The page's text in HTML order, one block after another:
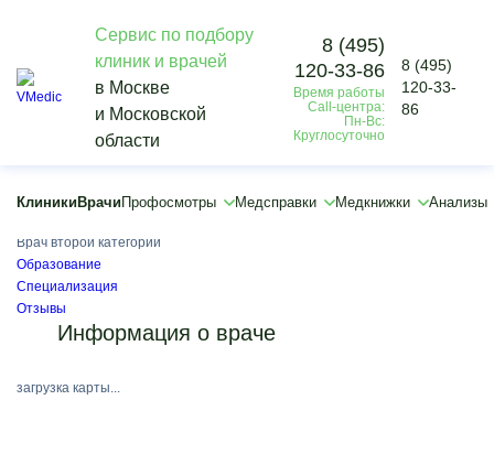
Сервис по подбору
клиник и врачей
в Москве
и Московской
области
8 (495)
120-33-86
Время работы
Call-центра:
Пн-Вс:
Круглосуточно
8 (495)
120-33-
86
Клиники Врачи Профосмотры Медсправки Медкнижки Анализы
Vmedic
Врачи
Барило Захар Андреевич
Стоматолог-гигиенист, Стоматолог-терапевт, Стоматолог-эндодонтист
Врач второй категории
Образование
Специализация
Отзывы
Информация о враче
загрузка карты...